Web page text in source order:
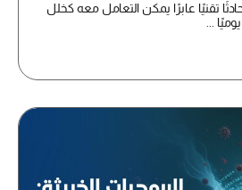
حادثًا تقنيًا عابرًا يمكن التعامل معه كخلل
...